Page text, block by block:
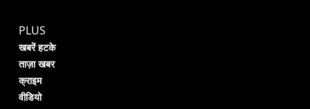
PLUS
खबरें हटके
ताज़ा खबर
क्राइम
वीडियो